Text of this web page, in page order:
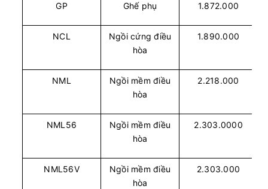
GP Ghế phụ 1.872.000
NCL
Ngồi cứng điều
hòa
1.890.000
NML
Ngồi mềm điều
hòa
2.218.000
NML56
Ngồi mềm điều
hòa
2.303.0000
NML56V
Ngồi mềm điều
hòa
2.303.000